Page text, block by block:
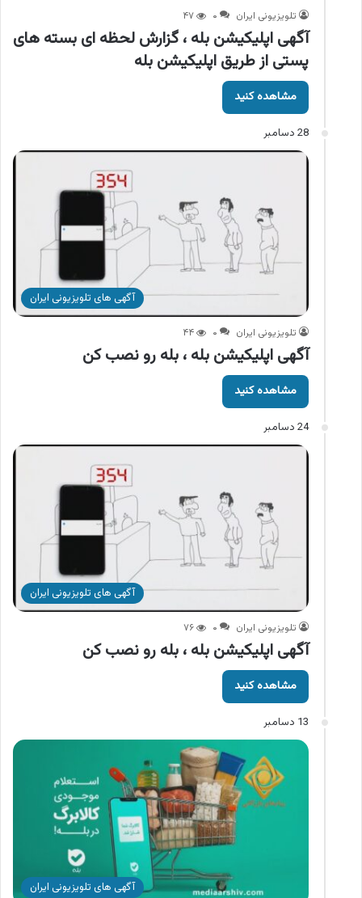
تلویزیونی ایران ۰ ۴۷
آگهی اپلیکیشن بله ، گزارش لحظه ای بسته های
پستی از طریق اپلیکیشن بله
مشاهده کنید
28 دسامبر
آگهی های تلویزیونی ایران
تلویزیونی ایران ۰ ۴۴
آگهی اپلیکیشن بله ، بله رو نصب کن
مشاهده کنید
24 دسامبر
آگهی های تلویزیونی ایران
تلویزیونی ایران ۰ ۷۶
آگهی اپلیکیشن بله ، بله رو نصب کن
مشاهده کنید
13 دسامبر
آگهی های تلویزیونی ایران